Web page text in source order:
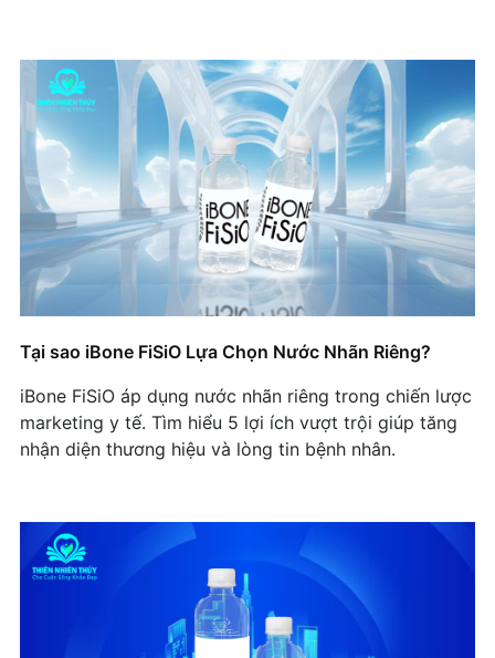
Tại sao iBone FiSiO Lựa Chọn Nước Nhãn Riêng?
iBone FiSiO áp dụng nước nhãn riêng trong chiến lược
marketing y tế. Tìm hiểu 5 lợi ích vượt trội giúp tăng
nhận diện thương hiệu và lòng tin bệnh nhân.